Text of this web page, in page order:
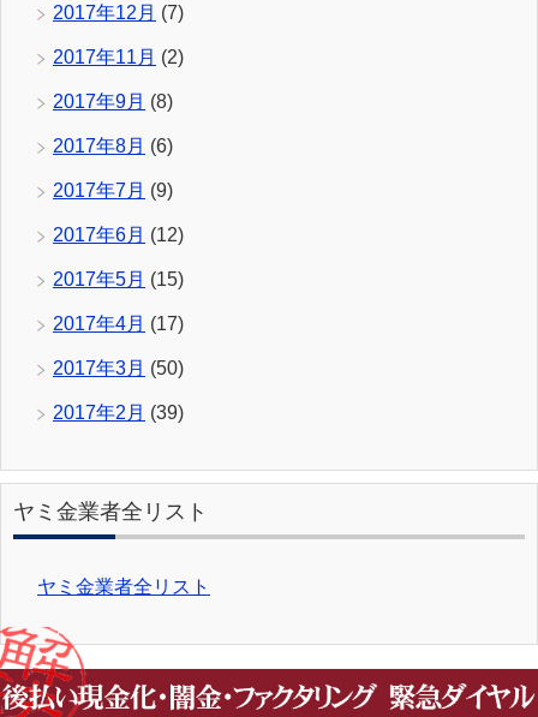
2017年12月 (7)
2017年11月 (2)
2017年9月 (8)
2017年8月 (6)
2017年7月 (9)
2017年6月 (12)
2017年5月 (15)
2017年4月 (17)
2017年3月 (50)
2017年2月 (39)
ヤミ金業者全リスト
ヤミ金業者全リスト